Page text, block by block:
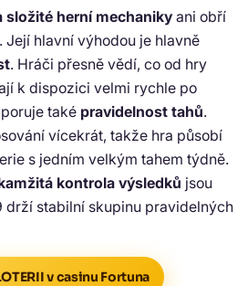
složité herní mechaniky ani obří
hlavní výhodou je hlavně
. Hráči přesně vědí, co od hry
k dispozici velmi rychle po
také pravidelnost tahů.
vícekrát, takže hra působí
s jedním velkým tahem týdně.
kontrola výsledků jsou
drží stabilní skupinu pravidelných
v casinu Fortuna